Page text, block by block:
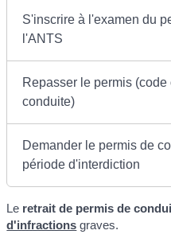
S'inscrire à l'examen du
l'ANTS
Repasser le permis (code
conduite)
Demander le permis de
période d'interdiction
Le retrait de permis de
d'infractions graves.